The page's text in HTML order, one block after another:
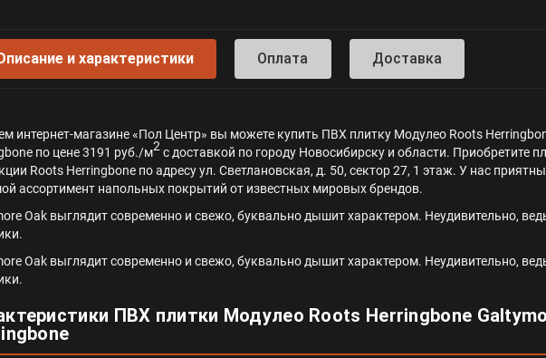
и характеристики Оплата Доставка
интернет-магазине «Пол Центр» вы можете купить ПВХ плитку Модулео Roots
по цене 3191 руб./м2с доставкой по городу Новосибирску и области. Приобретите
Roots Herringbone по адресу ул. Светлановская, д. 50, сектор 27, 1 этаж. У нас
ассортимент напольных покрытий от известных мировых брендов.
Oak выглядит современно и свежо, буквально дышит характером. Неудивительно,
Oak выглядит современно и свежо, буквально дышит характером. Неудивительно,
ПВХ плитки Модулео Roots Herringbone